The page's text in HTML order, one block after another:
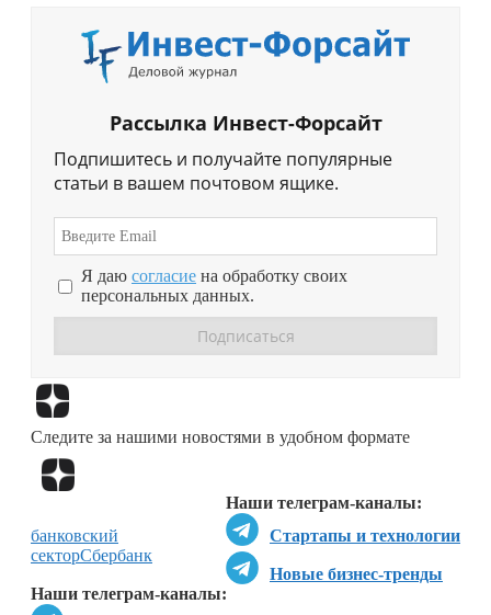
Рассылка Инвест-Форсайт
Подпишитесь и получайте популярные
статьи в вашем почтовом ящике.
Я даю согласие на обработку своих
персональных данных.
Следите за нашими новостями в удобном формате
Наши телеграм-каналы:
Стартапы и технологии
Новые бизнес-тренды
Наши телеграм-каналы:
банковский
секторСбербанк